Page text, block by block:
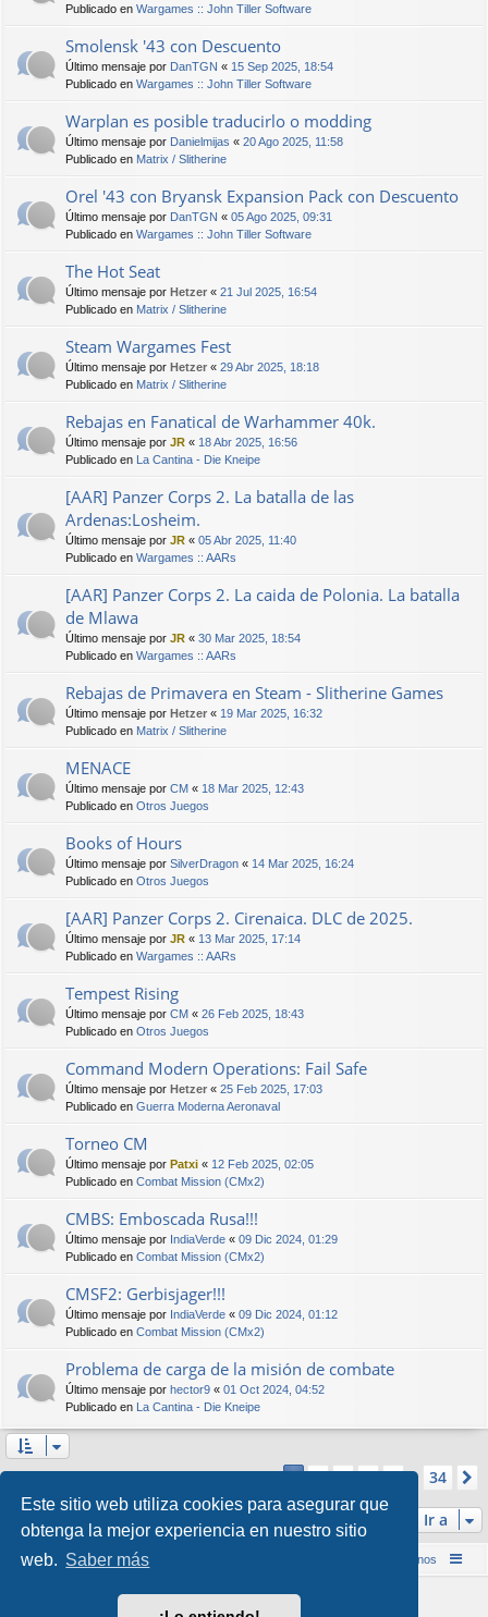
Este sitio web utiliza cookies para asegurar que
obtenga la mejor experiencia en nuestro sitio
web. Saber más
Publicado en Wargames :: John Tiller Software
Smolensk '43 con Descuento
Último mensaje por DanTGN « 15 Sep 2025, 18:54
Publicado en Wargames :: John Tiller Software
Warplan es posible traducirlo o modding
Último mensaje por Danielmijas « 20 Ago 2025, 11:58
Publicado en Matrix / Slitherine
Orel '43 con Bryansk Expansion Pack con Descuento
Último mensaje por DanTGN « 05 Ago 2025, 09:31
Publicado en Wargames :: John Tiller Software
The Hot Seat
Último mensaje por Hetzer « 21 Jul 2025, 16:54
Publicado en Matrix / Slitherine
Steam Wargames Fest
Último mensaje por Hetzer « 29 Abr 2025, 18:18
Publicado en Matrix / Slitherine
Rebajas en Fanatical de Warhammer 40k.
Último mensaje por JR « 18 Abr 2025, 16:56
Publicado en La Cantina - Die Kneipe
[AAR] Panzer Corps 2. La batalla de las
Ardenas:Losheim.
Último mensaje por JR « 05 Abr 2025, 11:40
Publicado en Wargames :: AARs
[AAR] Panzer Corps 2. La caida de Polonia. La batalla
de Mlawa
Último mensaje por JR « 30 Mar 2025, 18:54
Publicado en Wargames :: AARs
Rebajas de Primavera en Steam - Slitherine Games
Último mensaje por Hetzer « 19 Mar 2025, 16:32
Publicado en Matrix / Slitherine
MENACE
Último mensaje por CM « 18 Mar 2025, 12:43
Publicado en Otros Juegos
Books of Hours
Último mensaje por SilverDragon « 14 Mar 2025, 16:24
Publicado en Otros Juegos
[AAR] Panzer Corps 2. Cirenaica. DLC de 2025.
Último mensaje por JR « 13 Mar 2025, 17:14
Publicado en Wargames :: AARs
Tempest Rising
Último mensaje por CM « 26 Feb 2025, 18:43
Publicado en Otros Juegos
Command Modern Operations: Fail Safe
Último mensaje por Hetzer « 25 Feb 2025, 17:03
Publicado en Guerra Moderna Aeronaval
Torneo CM
Último mensaje por Patxi « 12 Feb 2025, 02:05
Publicado en Combat Mission (CMx2)
CMBS: Emboscada Rusa!!!
Último mensaje por IndiaVerde « 09 Dic 2024, 01:29
Publicado en Combat Mission (CMx2)
CMSF2: Gerbisjager!!!
Último mensaje por IndiaVerde « 09 Dic 2024, 01:12
Publicado en Combat Mission (CMx2)
Problema de carga de la misión de combate
Último mensaje por hector9 « 01 Oct 2024, 04:52
Publicado en La Cantina - Die Kneipe
Página1de34
1 2 3 4 5 … 34
Ir a
Inicio (Web) Foro Punta de Lanza Wargames Contáctenos
Desarrollado porphpBB® Forum Software © phpBB Limited